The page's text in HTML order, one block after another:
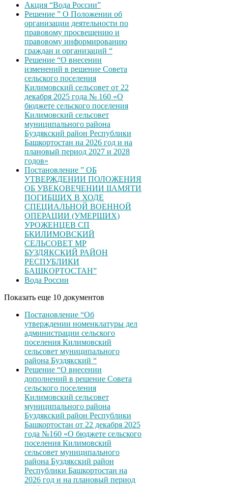
Акция “Вода России”
Решение ” О Положении об
организации деятельности по
правовому просвещению и
правовому информированию
граждан и организаций “
Решение “О внесении
изменений в решение Совета
сельского поселения
Килимовский сельсовет от 22
декабря 2025 года № 160 «О
бюджете сельского поселения
Килимовский сельсовет
муниципального района
Буздякский район Республики
Башкортостан на 2026 год и на
плановый период 2027 и 2028
годов»
Постановление ” ОБ
УТВЕРЖДЕНИИ ПОЛОЖЕНИЯ
ОБ УВЕКОВЕЧЕНИИ ІІАМЯТИ
ПОГИБШИХ В ХОДЕ
СПЕЦИАЛЬНОЙ ВОЕННОЙ
ОПЕРАЦИИ (УМЕРШИХ)
УРОЖЕНЦЕВ CП
БКИЛИМОВСКИЙ
СЕЛЬСОВЕТ МР
БУЗДЯКСКИЙ РАЙОН
РЕСПУБЛИКИ
БАШКОРТОСТАН”
Вода России
Показать еще 10 документов
Постановление “Об
утверждении номенклатуры дел
администрации сельского
поселения Килимовский
сельсовет муниципального
района Буздякский “
Решение “О внесении
дополнений в решение Совета
сельского поселения
Килимовский сельсовет
муниципального района
Буздякский район Республики
Башкортостан от 22 декабря 2025
года №160 «О бюджете сельского
поселения Килимовский
сельсовет муниципального
района Буздякский район
Республики Башкортостан на
2026 год и на плановый период